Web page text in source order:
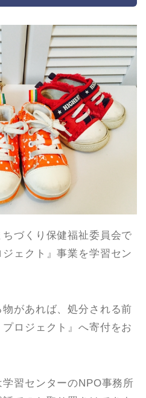
づくり保健福祉委員会で
ェクト』事業を学習セン
があれば、処分される前
ロジェクト』へ寄付をお
習センターのNPO事務所